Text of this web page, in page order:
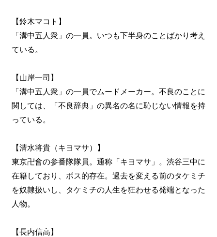
【鈴木マコト】
「溝中五人衆」の一員。いつも下半身のことばかり考え
ている。
【山岸一司】
「溝中五人衆」の一員でムードメーカー。不良のことに
関しては、「不良辞典」の異名の名に恥じない情報を持
っている。
【清水将貴（キヨマサ）】
東京卍會の参番隊隊員。通称「キヨマサ」。渋谷三中に
在籍しており、ボス的存在。過去を変える前のタケミチ
を奴隷扱いし、タケミチの人生を狂わせる発端となった
人物。
【長内信高】